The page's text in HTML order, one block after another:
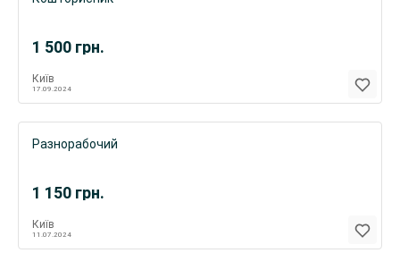
1 500 грн.
Київ
17.09.2024
1 150 грн.
Разнорабочий
Київ
11.07.2024